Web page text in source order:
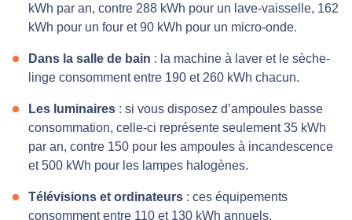
kWh par an, contre 288 kWh pour un lave-vaisselle, 162
kWh pour un four et 90 kWh pour un micro-onde.
Dans la salle de bain : la machine à laver et le sèche-
linge consomment entre 190 et 260 kWh chacun.
Les luminaires : si vous disposez d’ampoules basse
consommation, celle-ci représente seulement 35 kWh
par an, contre 150 pour les ampoules à incandescence
et 500 kWh pour les lampes halogènes.
Télévisions et ordinateurs : ces équipements
consomment entre 110 et 130 kWh annuels.